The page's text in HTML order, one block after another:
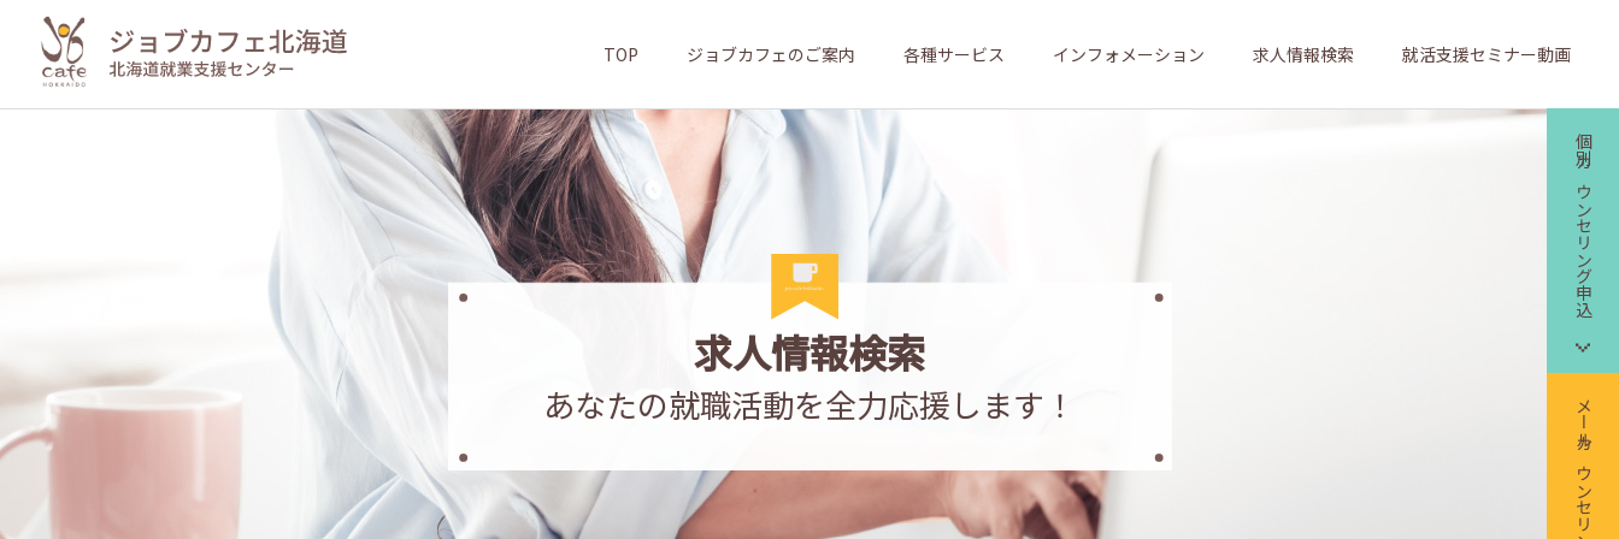
TOP ジョブカフェのご案内 各種サービス インフォメーション 求人情報検索 就活支援セミナー動画
個別カウンセリング申込
メールカウンセリング申込
求人情報検索
あなたの就職活動を全力応援します！